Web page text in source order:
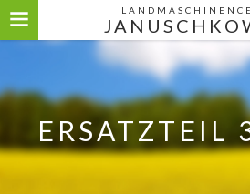
ERSATZTEIL